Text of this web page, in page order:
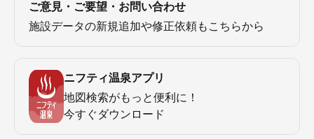
ご意見・ご要望・お問い合わせ
施設データの新規追加や修正依頼もこちらから
ニフティ温泉アプリ
地図検索がもっと便利に！
今すぐダウンロード